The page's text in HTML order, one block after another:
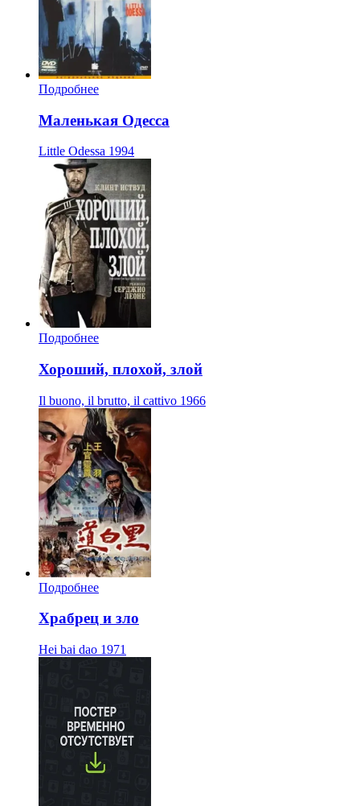
Подробнее
Маленькая Одесса
Little Odessa 1994
Подробнее
Хороший, плохой, злой
Il buono, il brutto, il cattivo 1966
Подробнее
Храбрец и зло
Hei bai dao 1971